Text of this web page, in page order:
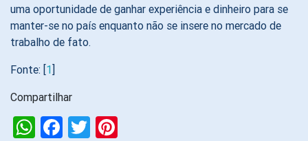
uma oportunidade de ganhar experiência e dinheiro para se
manter-se no país enquanto não se insere no mercado de
trabalho de fato.
Fonte: [1]
Compartilhar
WhatsApp
Facebook
Twitter